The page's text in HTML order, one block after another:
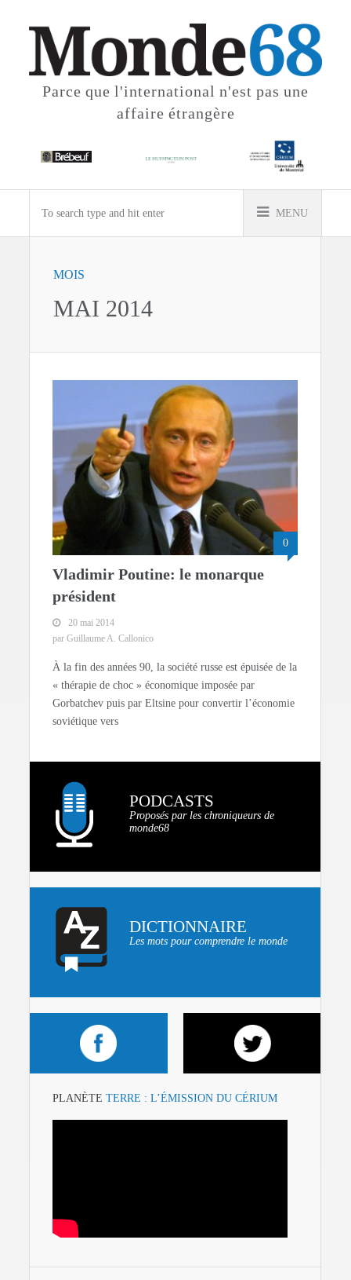
Parce que l'international n'est pas une
affaire étrangère
MENU
MOIS
MAI 2014
0
Vladimir Poutine: le monarque
président
20 mai 2014
par Guillaume A. Callonico
À la fin des années 90, la société russe est épuisée de la
« thérapie de choc » économique imposée par
Gorbatchev puis par Eltsine pour convertir l’économie
soviétique vers
PODCASTS
Proposés par les chroniqueurs de
monde68
DICTIONNAIRE
Les mots pour comprendre le monde
PLANÈTE TERRE : L’ÉMISSION DU CÉRIUM